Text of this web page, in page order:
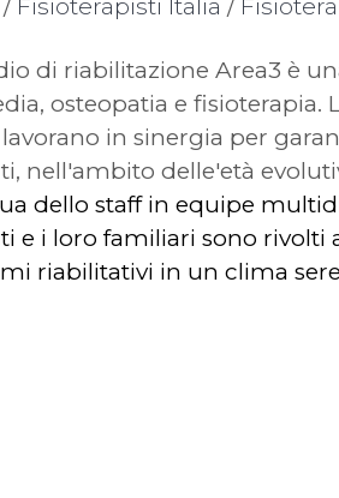
/ Fisioterapisti Italia /
di riabilitazione Area3 è
osteopatia e fisioterapia.
in sinergia per
nell'ambito delle'età
dello staff in equipe
e i loro familiari sono rivolti
riabilitativi in un clima